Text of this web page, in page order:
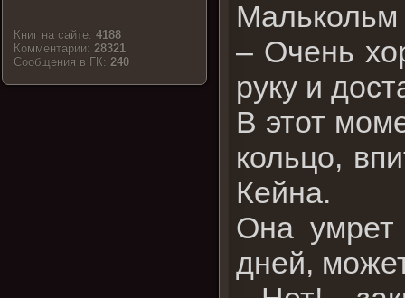
Книг на сайте:4188
Комментарии:28321
Cообщения в ГК:240
Малькольм
– Очень
руку и
В этот
кольцо,
Кейна.
Она умрет
дней,